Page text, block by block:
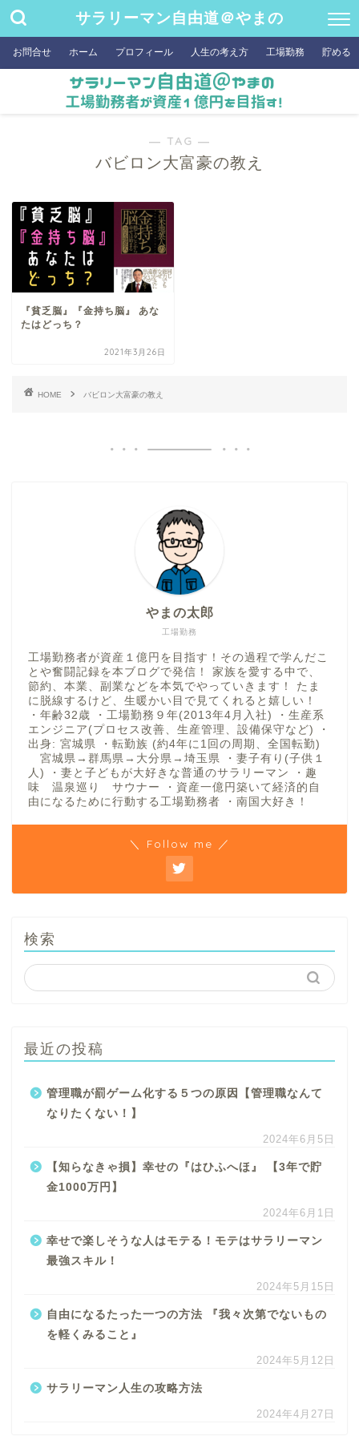
サラリーマン自由道＠やまの
お問合せ ホーム プロフィール 人生の考え方 工場勤務 貯める
― TAG ―
バビロン大富豪の教え
『貧乏脳』『金持ち脳』 あな
たはどっち？
2021年3月26日
HOME バビロン大富豪の教え
工場勤務
やまの太郎
工場勤務者が資産１億円を目指す！その過程で学んだこ
とや奮闘記録を本ブログで発信！ 家族を愛する中で、
節約、本業、副業などを本気でやっていきます！ たま
に脱線するけど、生暖かい目で見てくれると嬉しい！
・年齢32歳 ・工場勤務９年(2013年4月入社) ・生産系
エンジニア(プロセス改善、生産管理、設備保守など) ・
出身: 宮城県 ・転勤族 (約4年に1回の周期、全国転勤)
宮城県→群馬県→大分県→埼玉県 ・妻子有り(子供１
人) ・妻と子どもが大好きな普通のサラリーマン ・趣
味 温泉巡り サウナー ・資産一億円築いて経済的自
由になるために行動する工場勤務者 ・南国大好き！
＼ Follow me ／
検索
最近の投稿
管理職が罰ゲーム化する５つの原因【管理職なんて
なりたくない！】
2024年6月5日
【知らなきゃ損】幸せの『はひふへほ』 【3年で貯
金1000万円】
2024年6月1日
幸せで楽しそうな人はモテる！モテはサラリーマン
最強スキル！
2024年5月15日
自由になるたった一つの方法 『我々次第でないもの
を軽くみること』
2024年5月12日
サラリーマン人生の攻略方法
2024年4月27日